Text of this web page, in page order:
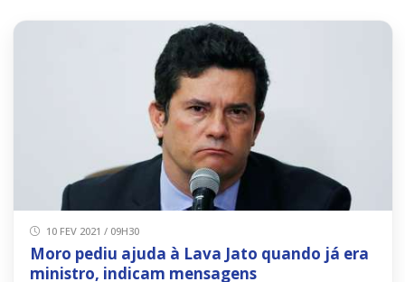
10 FEV 2021 / 09H30
Moro pediu ajuda à Lava Jato quando já era
ministro, indicam mensagens